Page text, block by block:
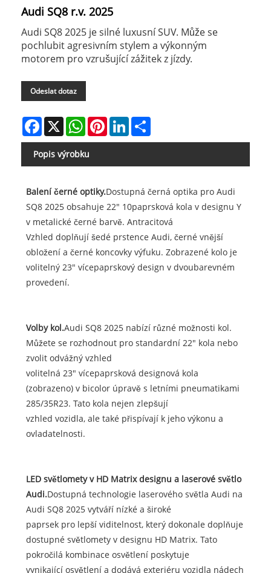
Audi SQ8 r.v. 2025
Audi SQ8 2025 je silné luxusní SUV. Může se
pochlubit agresivním stylem a výkonným
motorem pro vzrušující zážitek z jízdy.
Odeslat dotaz
Facebook
X WhatsAppPinterestLinkedIn
Popis výrobku
Balení černé optiky.Dostupná černá optika pro Audi
SQ8 2025 obsahuje 22" 10paprsková kola v designu Y
v metalické černé barvě. Antracitová
Vzhled doplňují šedé prstence Audi, černé vnější
obložení a černé koncovky výfuku. Zobrazené kolo je
volitelný 23" vícepaprskový design v dvoubarevném
provedení.
Volby kol.Audi SQ8 2025 nabízí různé možnosti kol.
Můžete se rozhodnout pro standardní 22" kola nebo
zvolit odvážný vzhled
volitelná 23" vícepaprsková designová kola
(zobrazeno) v bicolor úpravě s letními pneumatikami
285/35R23. Tato kola nejen zlepšují
vzhled vozidla, ale také přispívají k jeho výkonu a
ovladatelnosti.
LED světlomety v HD Matrix designu a laserové světlo
Audi.Dostupná technologie laserového světla Audi na
Audi SQ8 2025 vytváří nízké a široké
paprsek pro lepší viditelnost, který dokonale doplňuje
dostupné světlomety v designu HD Matrix. Tato
pokročilá kombinace osvětlení poskytuje
vynikající osvětlení a dodává exteriéru vozidla nádech